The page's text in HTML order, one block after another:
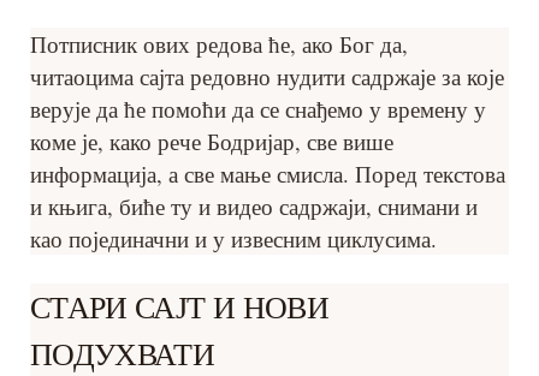
Потписник ових редова ће, ако Бог да,
читаоцима сајта редовно нудити садржаје за које
верује да ће помоћи да се снађемо у времену у
коме је, како рече Бодријар, све више
информација, а све мање смисла. Поред текстова
и књига, биће ту и видео садржаји, снимани и
као појединачни и у извесним циклусима.
СТАРИ САЈТ И НОВИ
ПОДУХВАТИ